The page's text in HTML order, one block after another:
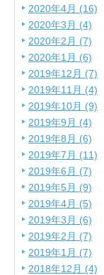
2020年4月 (16)
2020年3月 (4)
2020年2月 (7)
2020年1月 (6)
2019年12月 (7)
2019年11月 (4)
2019年10月 (9)
2019年9月 (4)
2019年8月 (6)
2019年7月 (11)
2019年6月 (7)
2019年5月 (9)
2019年4月 (5)
2019年3月 (6)
2019年2月 (7)
2019年1月 (7)
2018年12月 (4)